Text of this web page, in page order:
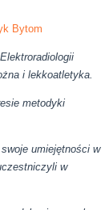
Bytom
i lekkoatletyka.
metodyki
umiejętności w
w